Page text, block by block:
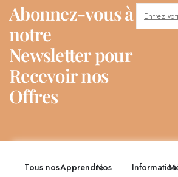
Abonnez-vous à
notre
Newsletter pour
Recevoir nos
Offres
Tous nosApprendreNos
Information